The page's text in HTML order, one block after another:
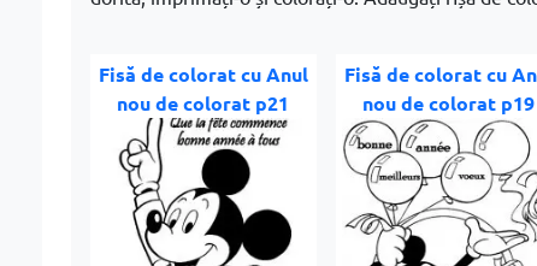
Fisă de colorat cu Anul
nou de colorat p21
Fisă de colorat cu
nou de colorat p19